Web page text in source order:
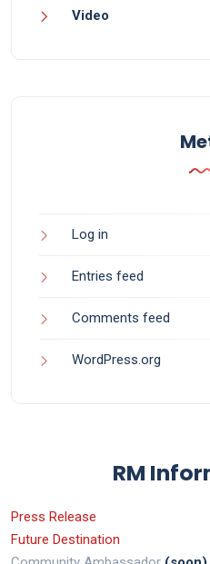
Video
Log in
Entries feed
Comments feed
WordPress.org
RM
Press Release
Future Destination